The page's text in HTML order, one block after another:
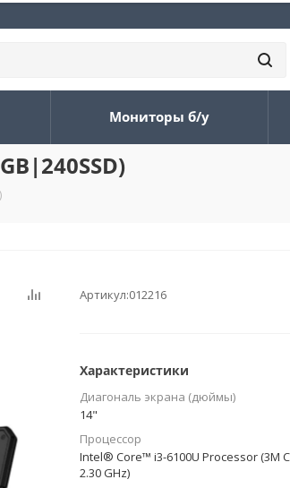
Мониторы б/у
Артикул:012216
Характеристики
Диагональ экрана (дюймы)
14"
Процессор
Intel® Core™ i3-6100U Processor (3M
2.30 GHz)